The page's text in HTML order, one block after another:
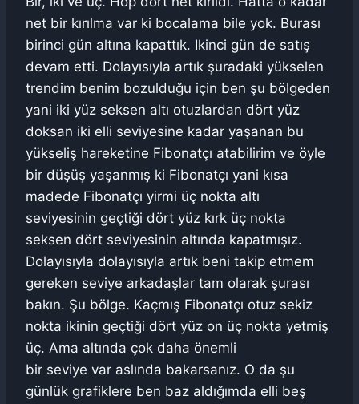
net bir kırılma var ki bocalama bile yok. Burası
birinci gün altına kapattık. Ikinci gün de satış
devam etti. Dolayısıyla artık şuradaki yükselen
trendim benim bozulduğu için ben şu bölgeden
yani iki yüz seksen altı otuzlardan dört yüz
doksan iki elli seviyesine kadar yaşanan bu
yükseliş hareketine Fibonatçı atabilirim ve öyle
bir düşüş yaşanmış ki Fibonatçı yani kısa
madede Fibonatçı yirmi üç nokta altı
seviyesinin geçtiği dört yüz kırk üç nokta
seksen dört seviyesinin altında kapatmışız.
Dolayısıyla dolayısıyla artık beni takip etmem
gereken seviye arkadaşlar tam olarak şurası
bakın. Şu bölge. Kaçmış Fibonatçı otuz sekiz
nokta ikinin geçtiği dört yüz on üç nokta yetmiş
üç. Ama altında çok daha önemli
bir seviye var aslında bakarsanız. O da şu
günlük grafiklere ben baz aldığımda elli beş